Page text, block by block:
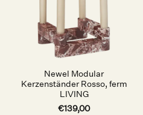
Newel Modular
Kerzenständer Rosso, ferm
LIVING
€139,00